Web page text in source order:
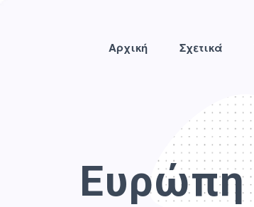
Αρχική Σχετικά
Ευρώπη